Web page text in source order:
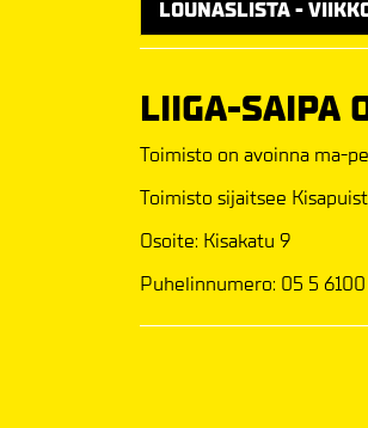
LOUNASLISTA -
LIIGA-SAIPA
Toimisto on avoinna ma-
Toimisto sijaitsee
Osoite: Kisakatu 9
Puhelinnumero: 05 5